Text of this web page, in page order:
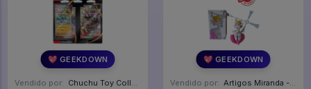
💖 GEEKDOWN
Vendido por: Chuchu Toy Collection - SP
💖 GEEKDOWN
Vendido por: Artigos Miranda - RJ